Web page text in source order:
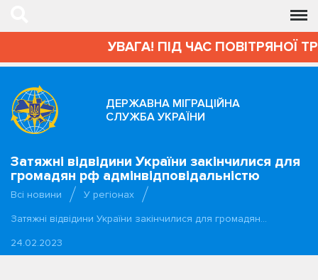
УВАГА! ПІД ЧАС ПОВІТРЯНОЇ
ДЕРЖАВНА МІГРАЦІЙНА
СЛУЖБА УКРАЇНИ
Затяжні відвідини України закінчилися для
громадян рф адмінвідповідальністю
Всі новини
У регіонах
Затяжні відвідини України закінчилися для громадян…
24.02.2023